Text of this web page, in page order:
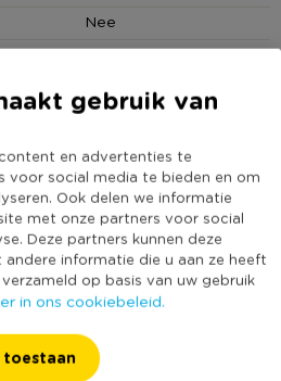
gebruik van
en advertenties te
voor social media te bieden en om
Ook delen we informatie
met onze partners voor social
Deze partners kunnen deze
informatie die u aan ze heeft
op basis van uw gebruik
in ons cookiebeleid.
toestaan
Nee
Stof
Geel
4
(Nog) geen score
bekend
- geel ? Schrijf een review!